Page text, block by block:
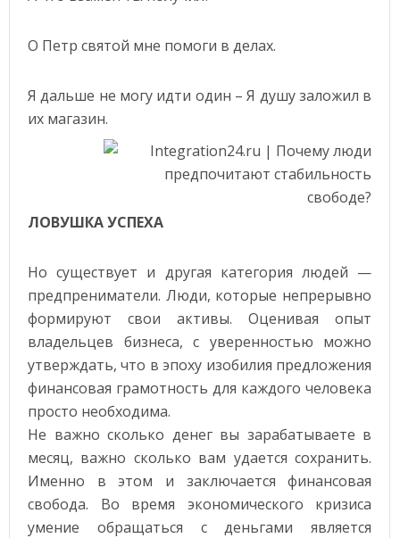
О Петр святой мне помоги в делах.
Я дальше не могу идти один – Я душу заложил в
их магазин.
ЛОВУШКА УСПЕХА
Но существует и другая категория людей —
предпрениматели. Люди, которые непрерывно
формируют свои активы. Оценивая опыт
владельцев бизнеса, с уверенностью можно
утверждать, что в эпоху изобилия предложения
финансовая грамотность для каждого человека
просто необходима.
Не важно сколько денег вы зарабатываете в
месяц, важно сколько вам удается сохранить.
Именно в этом и заключается финансовая
свобода. Во время экономического кризиса
умение обращаться с деньгами является